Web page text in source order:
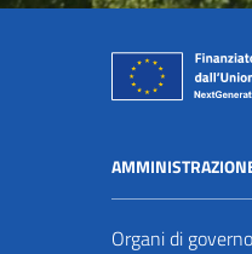
Organi di governo